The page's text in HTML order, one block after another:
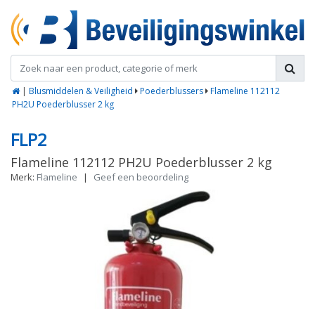
| Blusmiddelen & Veiligheid Poederblussers Flameline 112112
PH2U Poederblusser 2 kg
FLP2
Flameline 112112 PH2U Poederblusser 2 kg
Merk: Flameline | Geef een beoordeling